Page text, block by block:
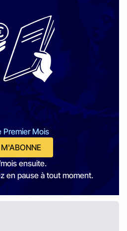
Premier Mois
ensuite.
en pause à tout moment.